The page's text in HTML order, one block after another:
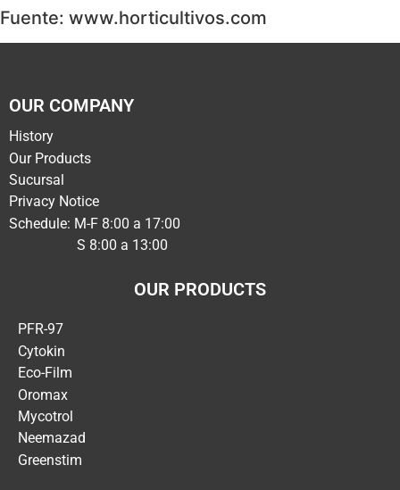
Fuente: www.horticultivos.com
OUR COMPANY
History
Our Products
Sucursal
Privacy Notice
Schedule: M-F 8:00 a 17:00
S 8:00 a 13:00
OUR PRODUCTS
PFR-97
Cytokin
Eco-Film
Oromax
Mycotrol
Neemazad
Greenstim